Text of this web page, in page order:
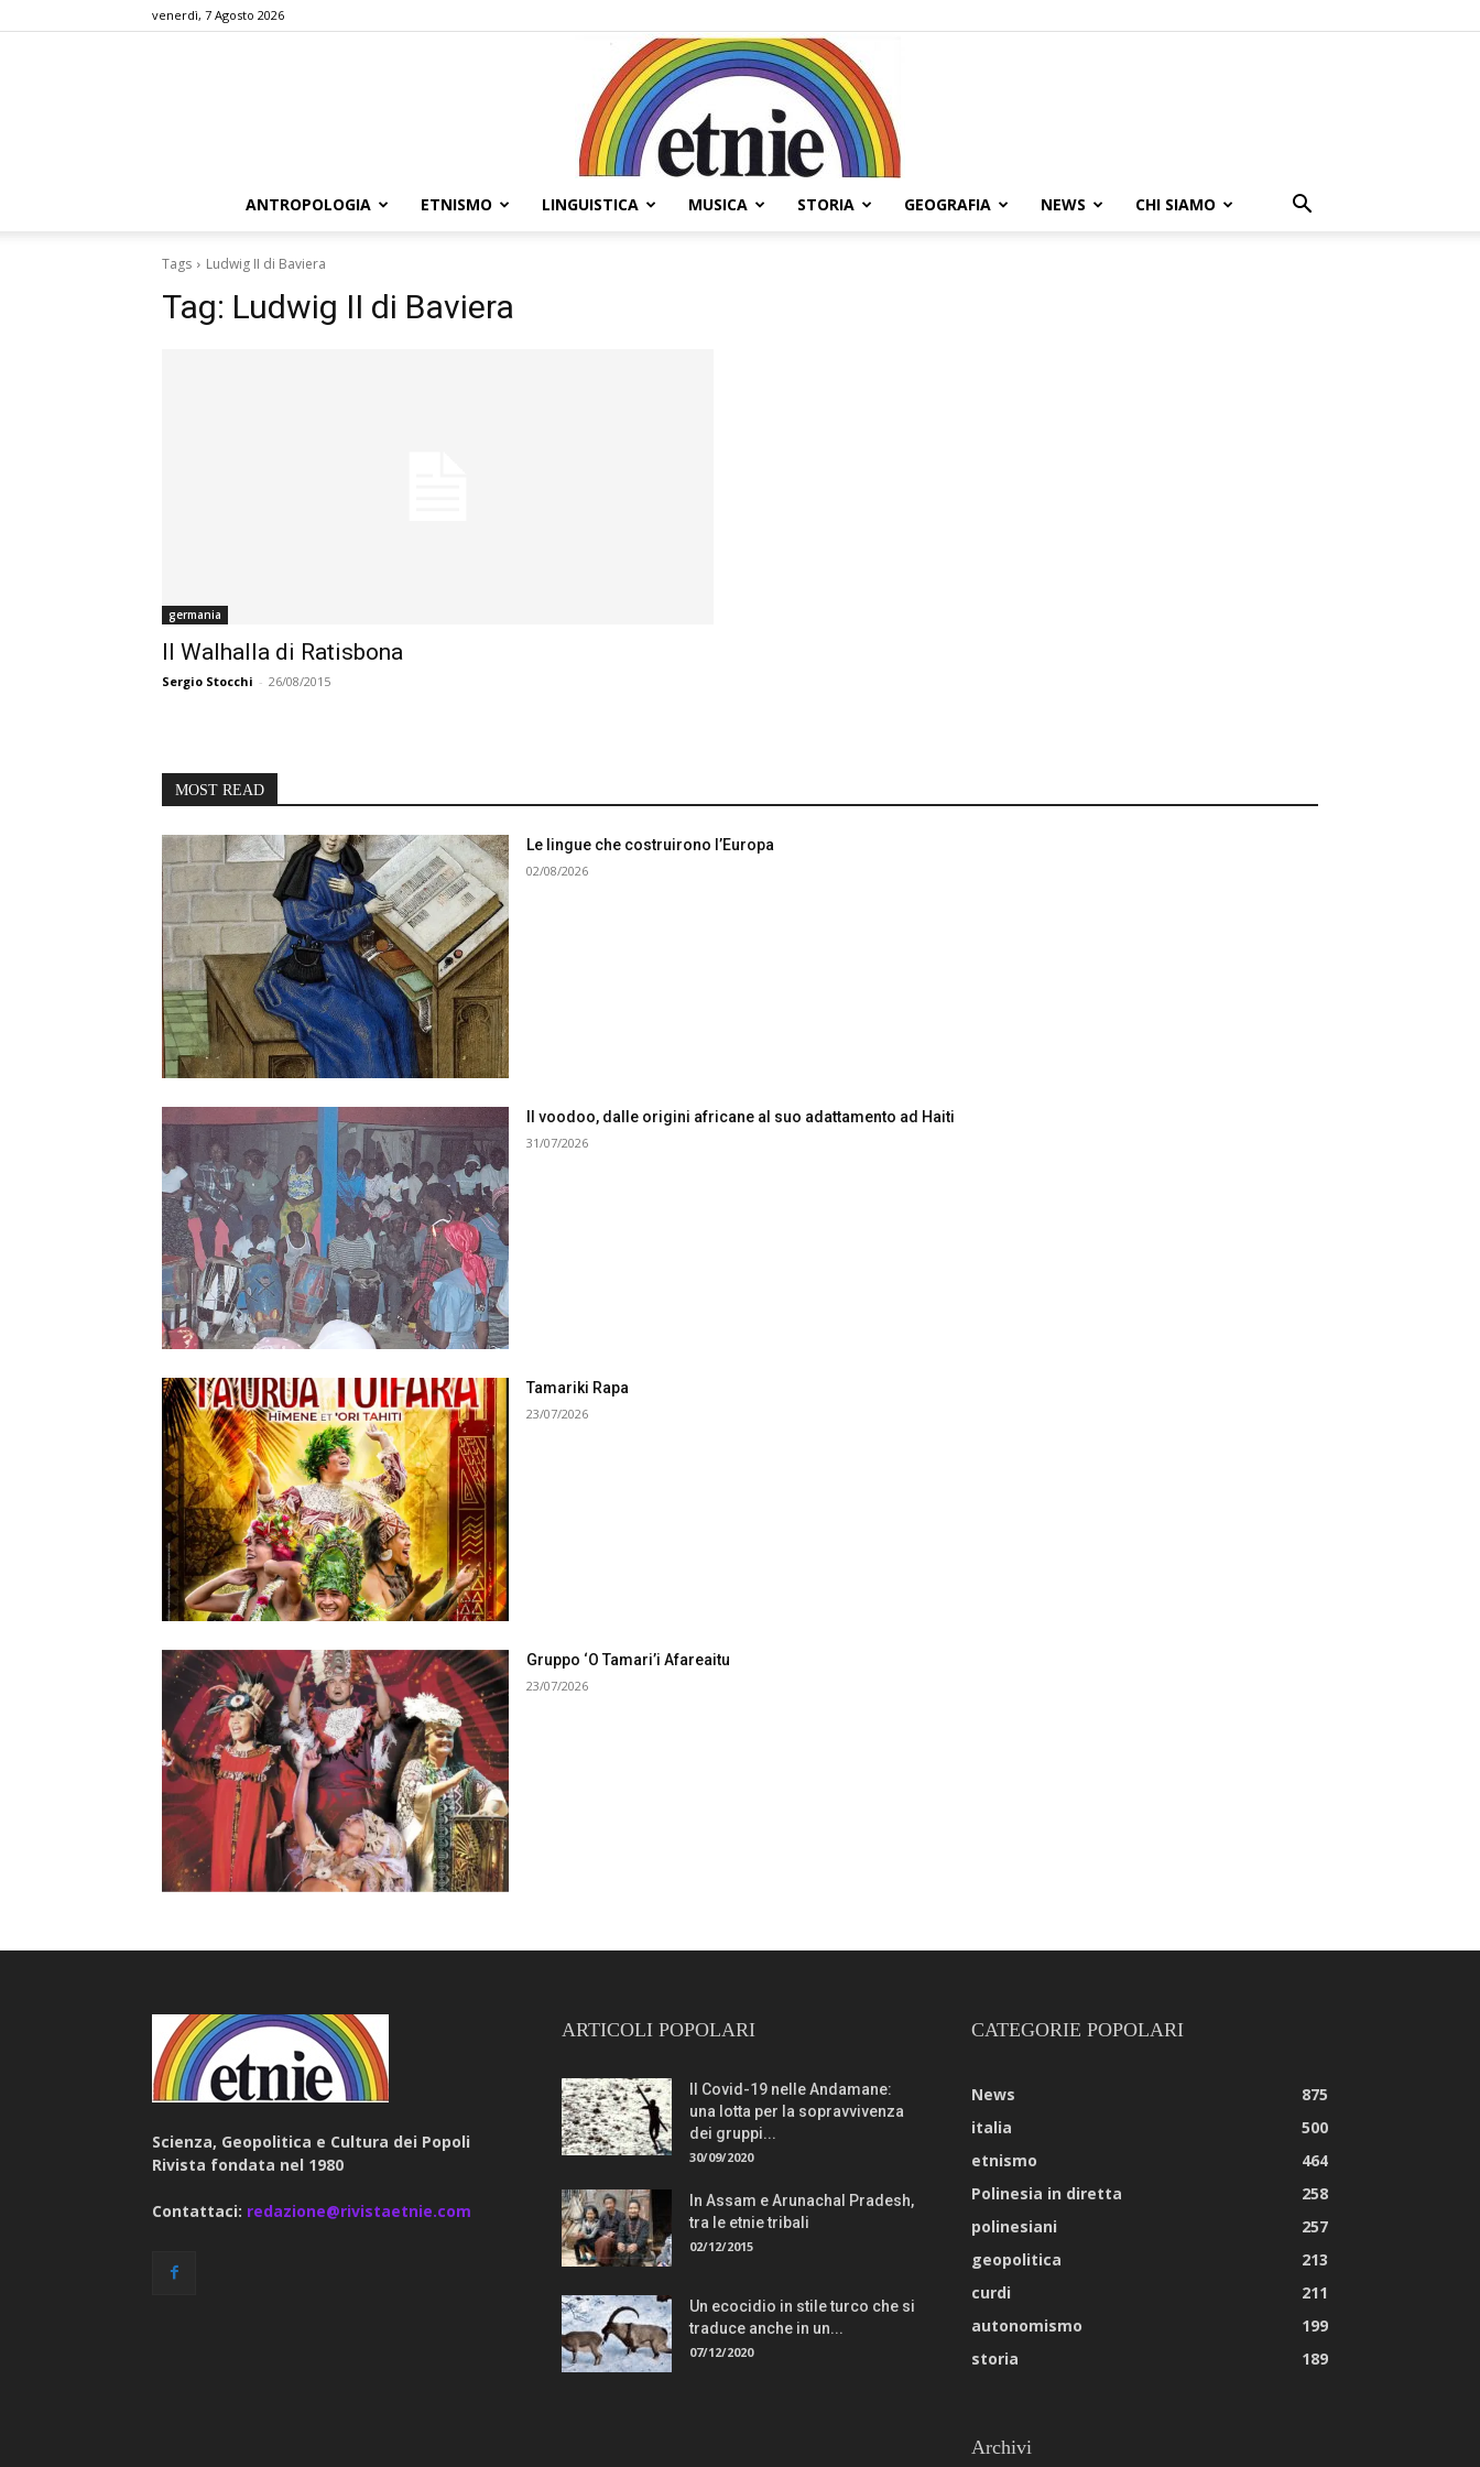
venerdì, 7 Agosto 2026
ANTROPOLOGIA ETNISMO LINGUISTICA MUSICA STORIA GEOGRAFIA NEWS CHI SIAMO
Tags Ludwig II di Baviera
Tag: Ludwig II di Baviera
germania
Il Walhalla di Ratisbona
Sergio Stocchi - 26/08/2015
MOST READ
Le lingue che costruirono l’Europa
02/08/2026
Il voodoo, dalle origini africane al suo adattamento ad Haiti
31/07/2026
Tamariki Rapa
23/07/2026
Gruppo ‘O Tamari’i Afareaitu
23/07/2026
Scienza, Geopolitica e Cultura dei Popoli
Rivista fondata nel 1980
Contattaci: redazione@rivistaetnie.com
ARTICOLI POPOLARI
Il Covid-19 nelle Andamane:
una lotta per la sopravvivenza
dei gruppi...
30/09/2020
In Assam e Arunachal Pradesh,
tra le etnie tribali
02/12/2015
Un ecocidio in stile turco che si
traduce anche in un...
07/12/2020
CATEGORIE POPOLARI
News
875
italia
500
etnismo
464
Polinesia in diretta
258
polinesiani
257
geopolitica
213
curdi
211
autonomismo
199
storia
189
Archivi